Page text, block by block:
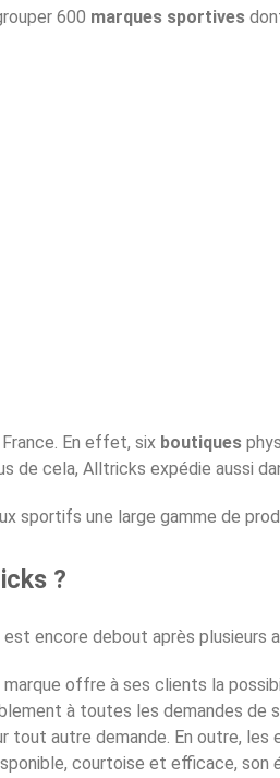
600 marques sportives
En effet, six boutiques
de cela, Alltricks expédie aussi
sportifs une large gamme de
?
encore debout après plusieurs
offre à ses clients la
à toutes les demandes
tout autre demande. En outre,
courtoise et efficace, son